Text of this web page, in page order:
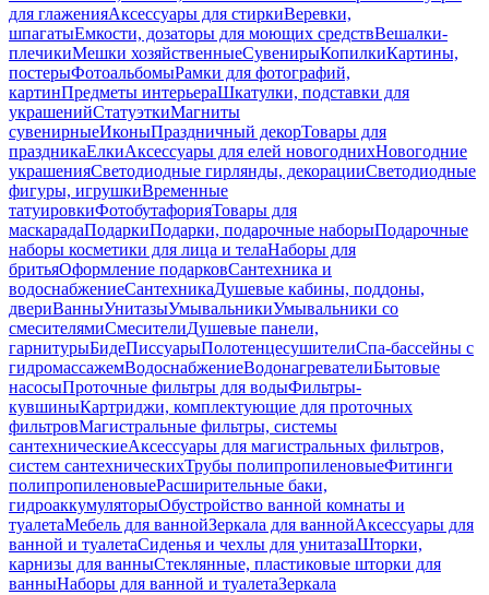
для глаженияАксессуары для стиркиВеревки,
шпагатыЕмкости, дозаторы для моющих средствВешалки-
плечикиМешки хозяйственныеСувенирыКопилкиКартины,
постерыФотоальбомыРамки для фотографий,
картинПредметы интерьераШкатулки, подставки для
украшенийСтатуэткиМагниты
сувенирныеИконыПраздничный декорТовары для
праздникаЕлкиАксессуары для елей новогоднихНовогодние
украшенияСветодиодные гирлянды, декорацииСветодиодные
фигуры, игрушкиВременные
татуировкиФотобутафорияТовары для
маскарадаПодаркиПодарки, подарочные наборыПодарочные
наборы косметики для лица и телаНаборы для
бритьяОформление подарковСантехника и
водоснабжениеСантехникаДушевые кабины, поддоны,
двериВанныУнитазыУмывальникиУмывальники со
смесителямиСмесителиДушевые панели,
гарнитурыБидеПиссуарыПолотенцесушителиСпа-бассейны с
гидромассажемВодоснабжениеВодонагревателиБытовые
насосыПроточные фильтры для водыФильтры-
кувшиныКартриджи, комплектующие для проточных
фильтровМагистральные фильтры, системы
сантехническиеАксессуары для магистральных фильтров,
систем сантехническихТрубы полипропиленовыеФитинги
полипропиленовыеРасширительные баки,
гидроаккумуляторыОбустройство ванной комнаты и
туалетаМебель для ваннойЗеркала для ваннойАксессуары для
ванной и туалетаСиденья и чехлы для унитазаШторки,
карнизы для ванныСтеклянные, пластиковые шторки для
ванныНаборы для ванной и туалетаЗеркала